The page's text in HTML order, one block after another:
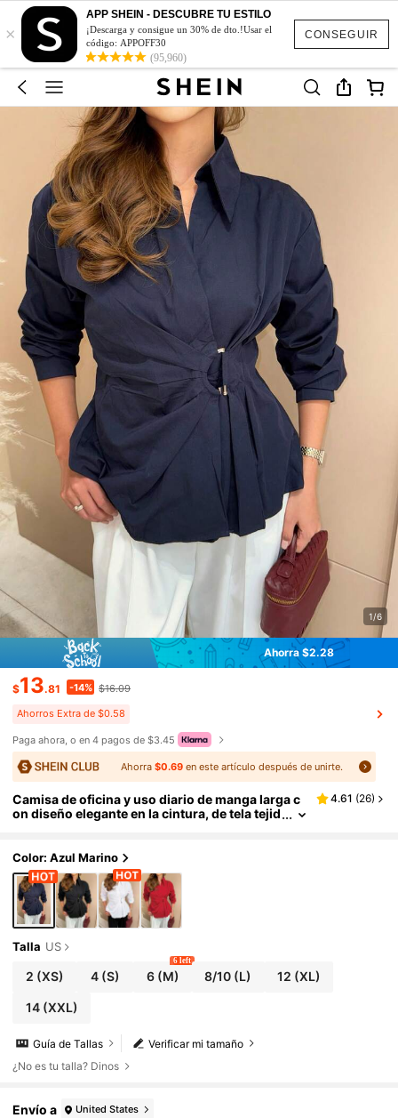
CONSEGUIR
×
APP SHEIN - DESCUBRE TU ESTILO
¡Descarga y consigue un 30% de dto.!Usar el
código: APPOFF30
(95,960)
1/6
Ahorra $2.28
$13.81 -14% $16.09
Ahorros Extra de $0.58
Paga ahora, o en 4 pagos de $3.45
Ahorra $0.69en este artículo después de unirte.
Camisa de oficina y uso diario de manga larga c
on diseño elegante en la cintura, de tela tejid
4.61 (26)
Color: Azul Marino
Talla US
2 (XS) 4(S) 6(M)
6 left
8/10 (L) 12 (XL)
14(XXL)
Verificar mi tamaño
Guía de Tallas
¿No es tu talla? Dinos
Envío a United States